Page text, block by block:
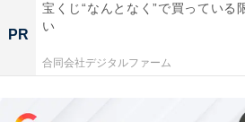
PR
宝くじ“なんとなく”で買っている
い
合同会社デジタルファーム